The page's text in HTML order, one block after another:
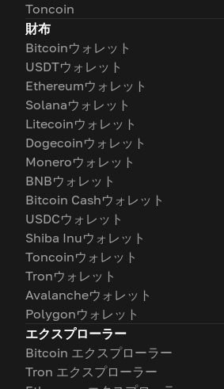
Toncoin
財布
Bitcoinウォレット
USDTウォレット
Ethereumウォレット
Solanaウォレット
Litecoinウォレット
Dogecoinウォレット
Moneroウォレット
BNBウォレット
Bitcoin Cashウォレット
USDCウォレット
Shiba Inuウォレット
Toncoinウォレット
Tronウォレット
Avalancheウォレット
Polygonウォレット
エクスプローラー
Bitcoin エクスプローラー
Tron エクスプローラー